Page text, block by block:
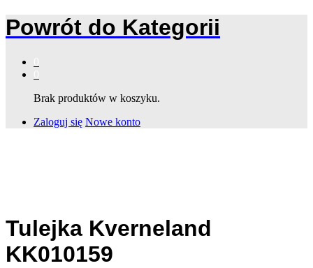
Powrót do Kategorii
Brak produktów w koszyku.
Zaloguj się Nowe konto
Tulejka Kverneland
KK010159